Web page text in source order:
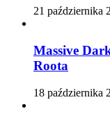
21 października
Massive
Roota
18 października